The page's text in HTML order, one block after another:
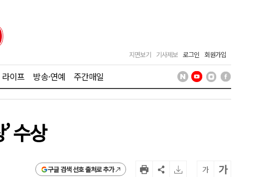
지면보기 기사제보 로그인 회원가입
라이프 방송·연예 주간매일
수상
구글 검색 선호 출처로 추가 가 가